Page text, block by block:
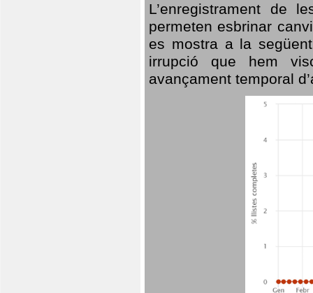
L’enregistrament de
permeten esbrinar
es mostra a la
irrupció que hem
avançament temporal